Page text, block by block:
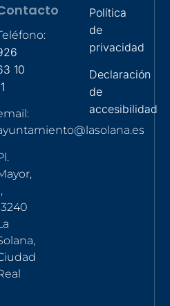
10
Política
de
privacidad
Declaración
de
accesibilidad